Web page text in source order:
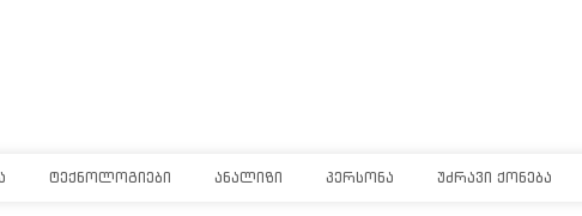
ᲢᲔᲥᲜᲝᲚᲝᲒᲘᲔᲑᲘ ᲐᲜᲐᲚᲘᲖᲘ ᲞᲔᲠᲡᲝᲜᲐ ᲣᲫᲠᲐᲕᲘ ᲥᲝᲜᲔᲑᲐ